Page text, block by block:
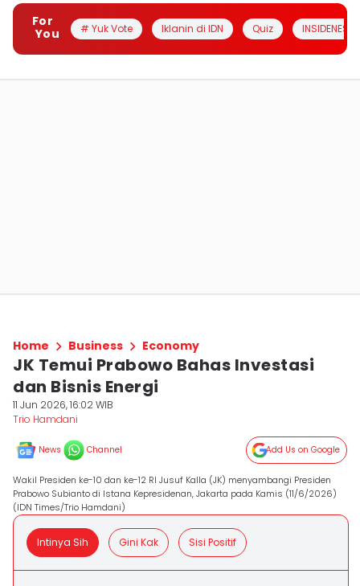
For
You
# Yuk Vote Iklanin di IDN Quiz INSIDENESIA
Home Business Economy
JK Temui Prabowo Bahas Investasi
dan Bisnis Energi
11 Jun 2026, 16:02 WIB
Trio Hamdani
News Channel Add Us on Google
Wakil Presiden ke-10 dan ke-12 RI Jusuf Kalla (JK) menyambangi Presiden
Prabowo Subianto di Istana Kepresidenan, Jakarta pada Kamis (11/6/2026)
(IDN Times/Trio Hamdani)
Intinya Sih Gini Kak Sisi Positif